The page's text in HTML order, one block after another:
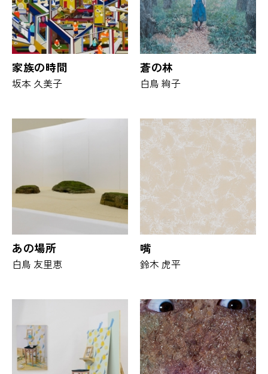
家族の時間
坂本 久美子
蒼の林
白鳥 絢子
あの場所
白鳥 友里恵
嘴
鈴木 虎平